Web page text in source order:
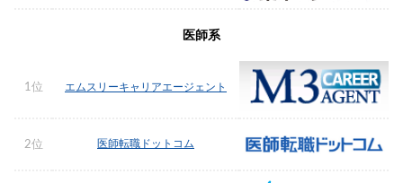
医師系
1位 エムスリーキャリアエージェント
2位 医師転職ドットコム